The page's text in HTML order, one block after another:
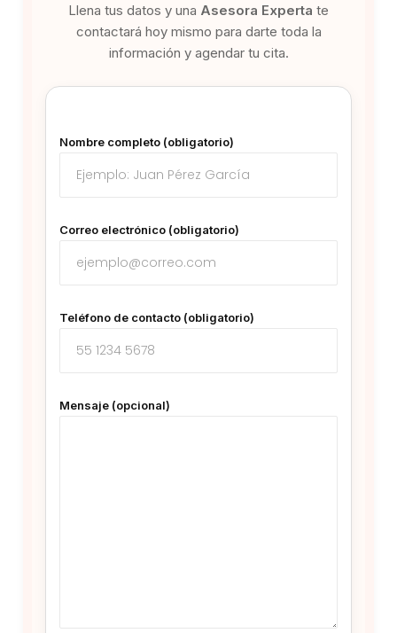
Llena tus datos y una Asesora Experta te
contactará hoy mismo para darte toda la
información y agendar tu cita.
Nombre completo (obligatorio)
Correo electrónico (obligatorio)
Teléfono de contacto (obligatorio)
Mensaje (opcional)